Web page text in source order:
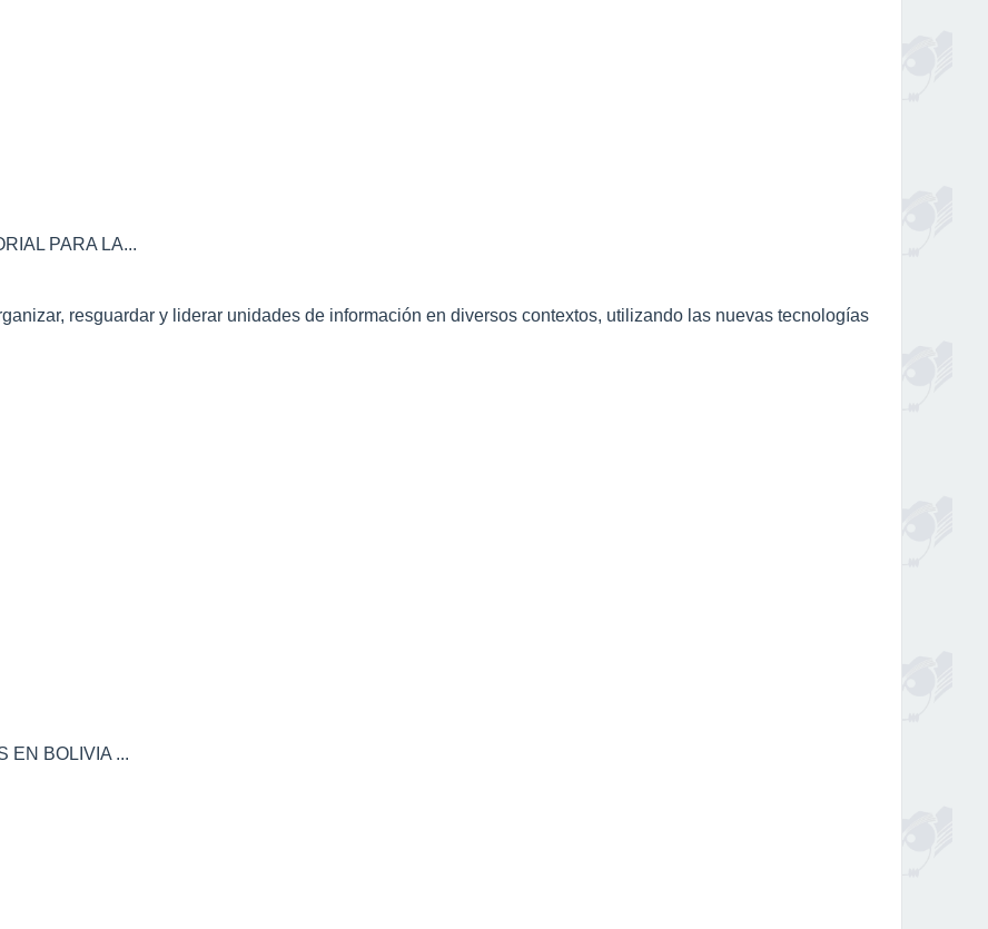
PARA LA...
resguardar y liderar unidades de información en diversos contextos, utilizando las nuevas tecnologías
EN BOLIVIA ...